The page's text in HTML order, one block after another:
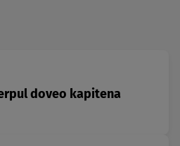
doveo kapitena